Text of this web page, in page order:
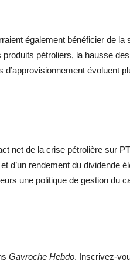
également bénéficier de la
pétroliers, la hausse
évoluent
net de la crise pétrolière sur
d’un rendement du dividende
une politique de gestion du
Gavroche Hebdo. Inscrivez-